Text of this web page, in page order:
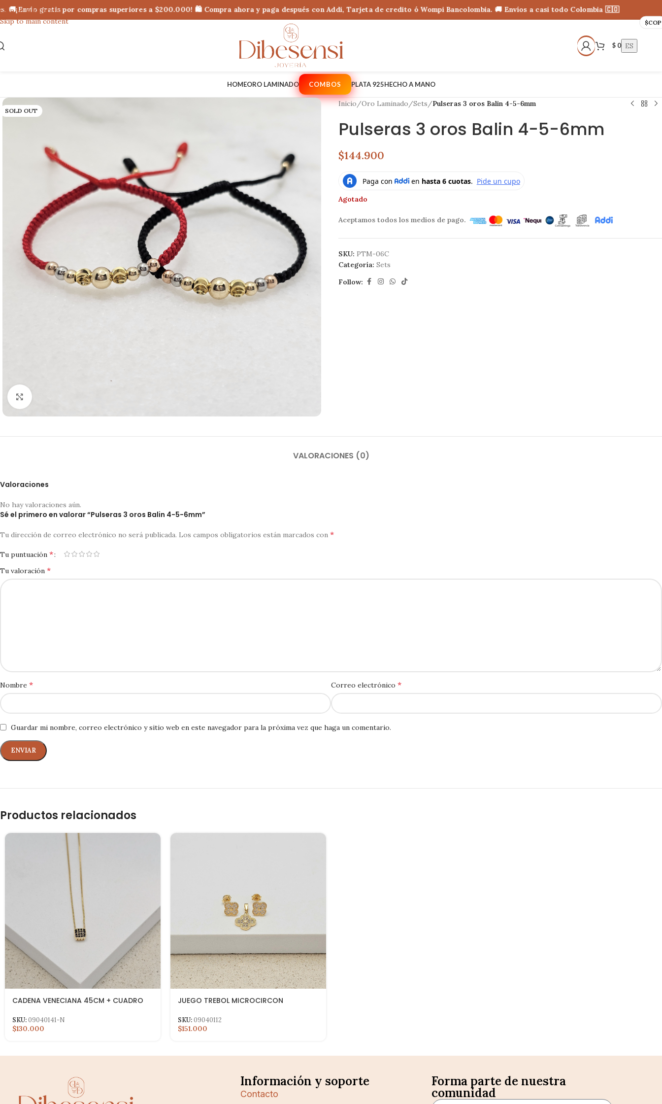
Skip to navigation
Skip to main content
gratis por compras superiores a $200.000! 🛍 Compra ahora y paga después con Addi, Tarjeta de credito ó Wompi Bancolombia. 🚚 Envíos a casi todo Colombia 🇨🇴
$ 0 ES
$COP
HOMEORO LAMINADO COMBOS PLATA 925HECHO A MANO
SOLD OUT
Inicio/Oro Laminado/Sets/Pulseras 3 oros Balin 4-5-6mm
Pulseras 3 oros Balin 4-5-6mm
$144.900
Agotado
Aceptamos todos los medios de pago.
SKU: PTM-06C
Categoría: Sets
Follow:
VALORACIONES (0)
Valoraciones
No hay valoraciones aún.
Sé el primero en valorar “Pulseras 3 oros Balin 4-5-6mm”
Tu dirección de correo electrónico no será publicada. Los campos obligatorios están marcados con *
Tu puntuación *
Tu valoración *
Nombre * Correo electrónico *
Guardar mi nombre, correo electrónico y sitio web en este navegador para la próxima vez que haga un comentario.
Productos relacionados
CADENA VENECIANA 45CM + CUADRO
SKU:09040141-N
$130.000
JUEGO TREBOL MICROCIRCON
SKU:09040112
$151.000
Información y soporte
Contacto
Forma parte de nuestra
comunidad